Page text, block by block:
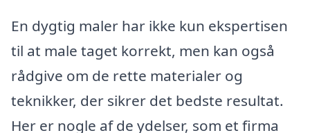
En dygtig maler har ikke kun ekspertisen
til at male taget korrekt, men kan også
rådgive om de rette materialer og
teknikker, der sikrer det bedste resultat.
Her er nogle af de ydelser, som et firma